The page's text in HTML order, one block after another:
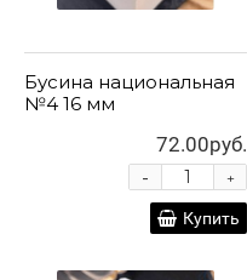
Бусина национальная
№4 16 мм
72.00руб.
+
-
Купить